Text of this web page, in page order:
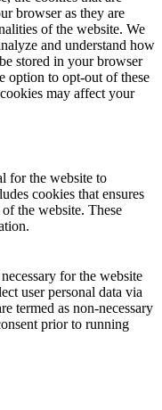
browser as they are
of the website. We
and understand how
stored in your browser
option to opt-out of these
may affect your
for the website to
cookies that ensures
the website. These
for the website
user personal data via
termed as non-necessary
prior to running